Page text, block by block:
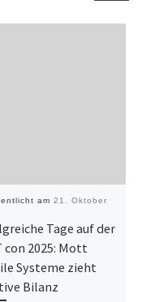
am 21. Oktober
Tage auf der
con 2025: Mott
Systeme zieht
Bilanz